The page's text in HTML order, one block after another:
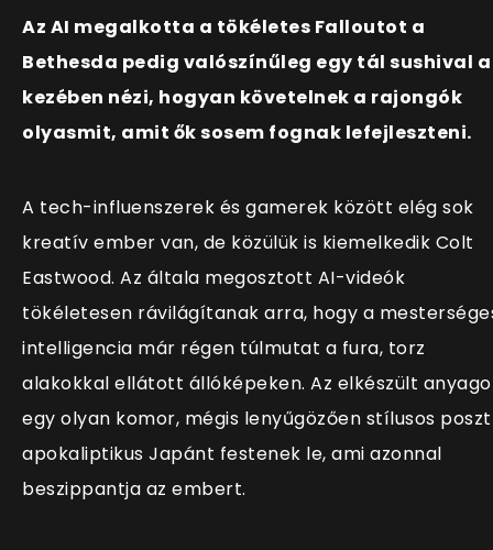
Az AI megalkotta a tökéletes Falloutot a
Bethesda pedig valószínűleg egy tál sushival a
kezében nézi, hogyan követelnek a rajongók
olyasmit, amit ők sosem fognak lefejleszteni.
A tech-influenszerek és gamerek között elég sok
kreatív ember van, de közülük is kiemelkedik Colt
Eastwood. Az általa megosztott AI-videók
tökéletesen rávilágítanak arra, hogy a
intelligencia már régen túlmutat a fura, torz
alakokkal ellátott állóképeken. Az elkészült
egy olyan komor, mégis lenyűgözően stílusos
apokaliptikus Japánt festenek le, ami azonnal
beszippantja az embert.